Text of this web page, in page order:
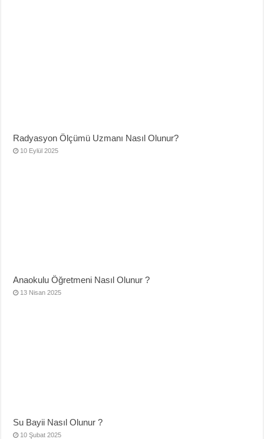
Radyasyon Ölçümü Uzmanı Nasıl Olunur?
10 Eylül 2025
Anaokulu Öğretmeni Nasıl Olunur ?
13 Nisan 2025
Su Bayii Nasıl Olunur ?
10 Şubat 2025